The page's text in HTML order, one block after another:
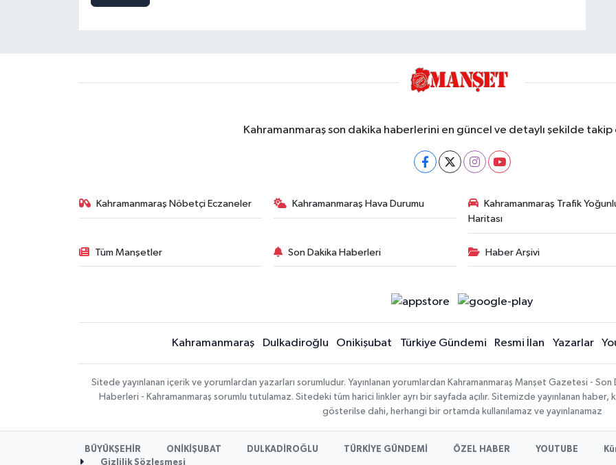
Kahramanmaraş son dakika haberlerini en güncel ve detaylı şekilde
Kahramanmaraş Nöbetçi Eczaneler Kahramanmaraş Hava Durumu
Kahramanmaraş Trafik
Haritası
Tüm Manşetler Son Dakika Haberleri Haber Arşivi
Kahramanmaraş Dulkadiroğlu Onikişubat Türkiye Gündemi Resmi İlan Yazarlar
Sitede yayınlanan içerik ve yorumlardan yazarları sorumludur. Yayınlanan yorumlardan Kahramanmaraş Manşet Gazetesi -
Haberleri - Kahramanmaraş sorumlu tutulamaz. Sitedeki tüm harici linkler ayrı bir sayfada açılır. Sitemizde yayınlanan haber,
gösterilse dahi, herhangi bir ortamda kullanılamaz ve yayınlanamaz
BÜYÜKŞEHİR ONİKİŞUBAT DULKADİROĞLU TÜRKİYE GÜNDEMİ ÖZEL HABER YOUTUBE
Gizlilik Sözleşmesi